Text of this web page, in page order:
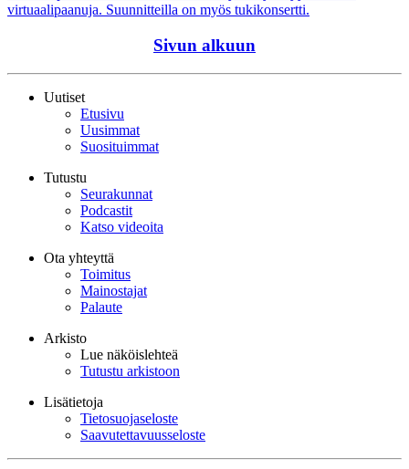
virtuaalipaanuja. Suunnitteilla on myös tukikonsertti.
Sivun alkuun
Uutiset
Etusivu
Uusimmat
Suosituimmat
Tutustu
Seurakunnat
Podcastit
Katso videoita
Ota yhteyttä
Toimitus
Mainostajat
Palaute
Arkisto
Lue näköislehteä
Tutustu arkistoon
Lisätietoja
Tietosuojaseloste
Saavutettavuusseloste